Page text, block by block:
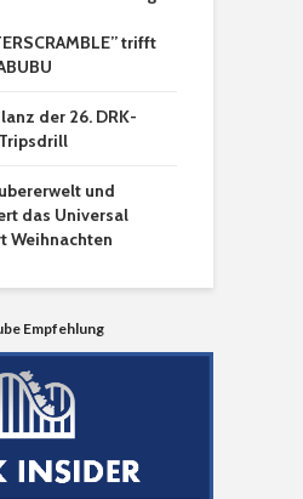
trifft
der 26. DRK-
und
das Universal
Weihnachten
Empfehlung